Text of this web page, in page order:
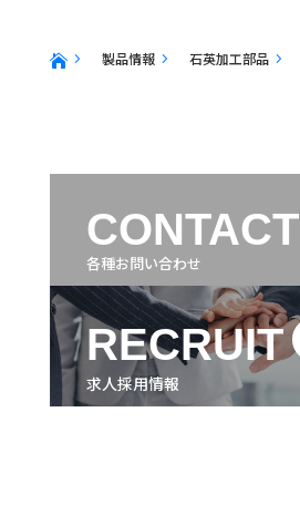
5 製品情報5 石英加工部品5
CONTACT
各種お問い合わせ
RECRUIT
求人採用情報